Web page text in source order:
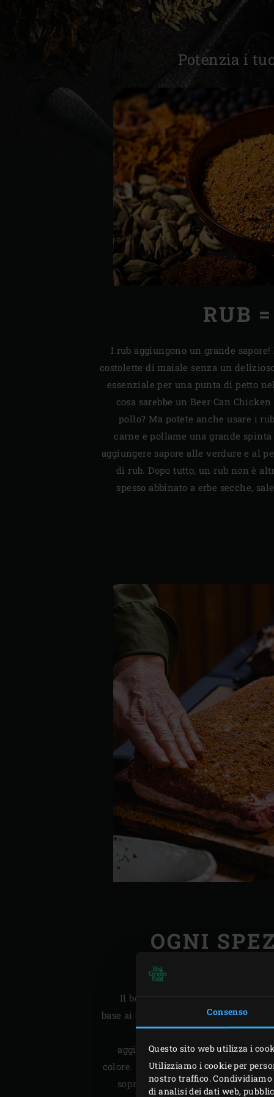
Consenso
Questo sito web utilizza i
Utilizziamo i cookie per
nostro traffico.
di analisi dei dati web,
Denmark | Danmark
France | France
Germany | Deutschland
Greece | Ελλάδα
Hungary | Magyarország
Potenzia i
RUB
I rub aggiungono un grande
costolette di maiale senza un
essenziale per una punta di petto
cosa sarebbe un Beer Can
pollo? Ma potete anche usare i
carne e pollame una grande
aggiungere sapore alle verdure e al
di rub. Dopo tutto, un rub non è
spesso abbinato a erbe secche,
OGNI
Il bello di un rub fatto in casa è
base ai vostri gusti personali.
va in un rub ha la sua
aggiungono sapore e – nel caso
colore. Lo zucchero viene aggiunto
soprattutto per la